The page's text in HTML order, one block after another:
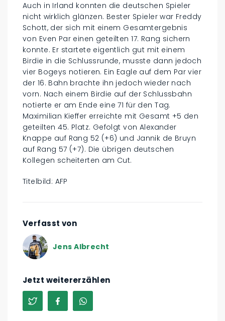
Auch in Irland konnten die deutschen Spieler
nicht wirklich glänzen. Bester Spieler war Freddy
Schott, der sich mit einem Gesamtergebnis
von Even Par einen geteilten 17. Rang sichern
konnte. Er startete eigentlich gut mit einem
Birdie in die Schlussrunde, musste dann jedoch
vier Bogeys notieren. Ein Eagle auf dem Par vier
der 16. Bahn brachte ihn jedoch wieder nach
vorn. Nach einem Birdie auf der Schlussbahn
notierte er am Ende eine 71 für den Tag.
Maximilian Kieffer erreichte mit Gesamt +5 den
geteilten 45. Platz. Gefolgt von Alexander
Knappe auf Rang 52 (+6) und Jannik de Bruyn
auf Rang 57 (+7). Die übrigen deutschen
Kollegen scheiterten am Cut.
Titelbild: AFP
Verfasst von
Jens Albrecht
Jetzt weitererzählen